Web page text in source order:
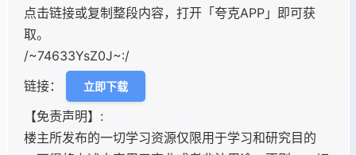
点击链接或复制整段内容，打开「夸克APP」即可获
取。
/~74633YsZ0J~:/
链接：
立即下载
【免责声明】:
楼主所发布的一切学习资源仅限用于学习和研究目的